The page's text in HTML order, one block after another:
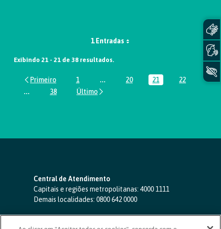
1 Entradas
Exibindo 21 - 21 de 38 resultados.
Página
1 ...Páginas intermediárias Usar ABA
Página
20 Página
21 Página
22
...Páginas intermediárias Usar ABA para navegar.
Página
38
Central de Atendimento
Capitais e regiões metropolitanas: 4000 1111
Demais localidades: 0800 642 0000
SAC 24 horas-0800 724 4420